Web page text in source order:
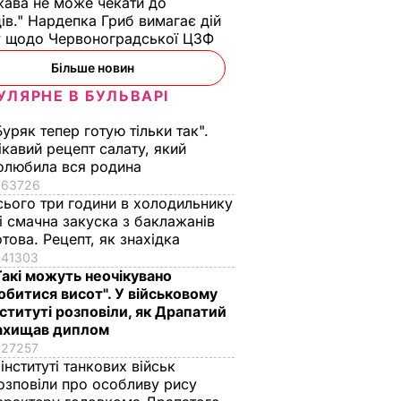
для
як
за
Чому Чарльз III
насправді
проігнорував 45-
річчя дружини
привітав невістку
6 серпня, 16.36БУЛЬВАР
Нардепка Гриб вимагає дій
щодо Червоноградської ЦЗФ
Більше новин
В БУЛЬВАРІ
тепер готую тільки так".
рецепт салату, який
вся родина
63726
три години в холодильнику
смачна закуска з баклажанів
Рецепт, як знахідка
41303
можуть неочікувано
висот". У військовому
розповіли, як Драпатий
диплом
27257
танкових військ
про особливу рису